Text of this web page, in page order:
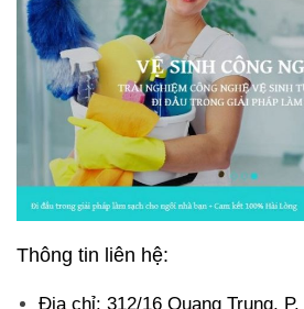
Thông tin liên hệ:
Địa chỉ: 312/16 Quang Trung,